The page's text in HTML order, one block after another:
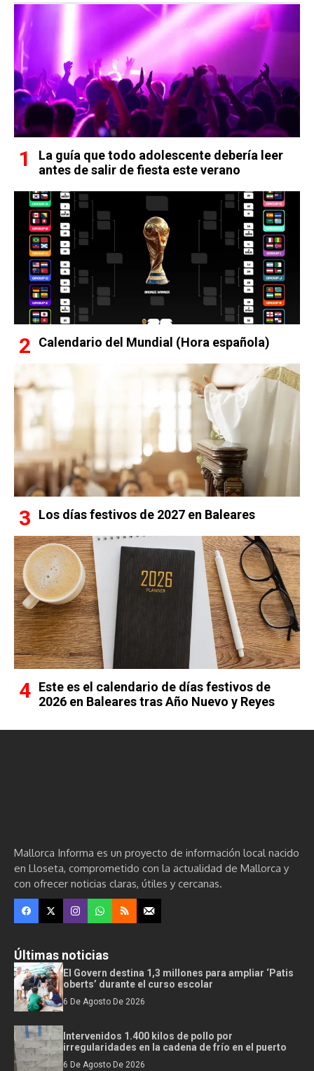
La guía que todo adolescente debería leer
antes de salir de fiesta este verano
Calendario del Mundial (Hora española)
Los días festivos de 2027 en Baleares
Este es el calendario de días festivos de
2026 en Baleares tras Año Nuevo y Reyes
Mallorca Informa es un proyecto de información local nacido
en Lloseta, comprometido con la actualidad de Mallorca y
con ofrecer noticias claras, útiles y cercanas.
Últimas noticias
El Govern destina 1,3 millones para ampliar ‘Patis
oberts’ durante el curso escolar
6 De Agosto De 2026
Intervenidos 1.400 kilos de pollo por
irregularidades en la cadena de frío en el puerto
6 De Agosto De 2026